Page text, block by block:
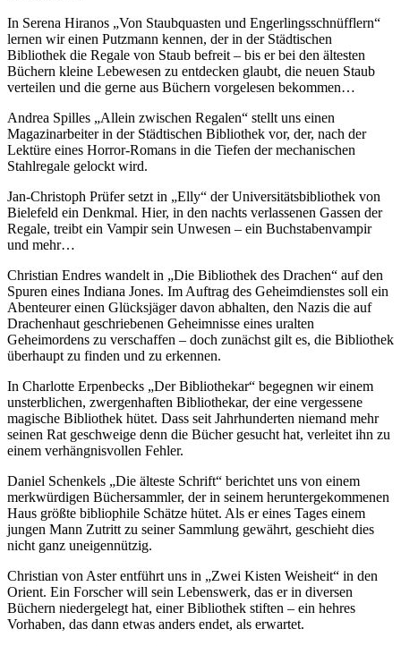
In Serena Hiranos „Von Staubquasten und Engerlingsschnüfflern“
lernen wir einen Putzmann kennen, der in der Städtischen
Bibliothek die Regale von Staub befreit – bis er bei den ältesten
Büchern kleine Lebewesen zu entdecken glaubt, die neuen Staub
verteilen und die gerne aus Büchern vorgelesen bekommen…
Andrea Spilles „Allein zwischen Regalen“ stellt uns einen
Magazinarbeiter in der Städtischen Bibliothek vor, der, nach der
Lektüre eines Horror-Romans in die Tiefen der mechanischen
Stahlregale gelockt wird.
Jan-Christoph Prüfer setzt in „Elly“ der Universitätsbibliothek von
Bielefeld ein Denkmal. Hier, in den nachts verlassenen Gassen der
Regale, treibt ein Vampir sein Unwesen – ein Buchstabenvampir
und mehr…
Christian Endres wandelt in „Die Bibliothek des Drachen“ auf den
Spuren eines Indiana Jones. Im Auftrag des Geheimdienstes soll ein
Abenteurer einen Glücksjäger davon abhalten, den Nazis die auf
Drachenhaut geschriebenen Geheimnisse eines uralten
Geheimordens zu verschaffen – doch zunächst gilt es, die Bibliothek
überhaupt zu finden und zu erkennen.
In Charlotte Erpenbecks „Der Bibliothekar“ begegnen wir einem
unsterblichen, zwergenhaften Bibliothekar, der eine vergessene
magische Bibliothek hütet. Dass seit Jahrhunderten niemand mehr
seinen Rat geschweige denn die Bücher gesucht hat, verleitet ihn zu
einem verhängnisvollen Fehler.
Daniel Schenkels „Die älteste Schrift“ berichtet uns von einem
merkwürdigen Büchersammler, der in seinem heruntergekommenen
Haus größte bibliophile Schätze hütet. Als er eines Tages einem
jungen Mann Zutritt zu seiner Sammlung gewährt, geschieht dies
nicht ganz uneigennützig.
Christian von Aster entführt uns in „Zwei Kisten Weisheit“ in den
Orient. Ein Forscher will sein Lebenswerk, das er in diversen
Büchern niedergelegt hat, einer Bibliothek stiften – ein hehres
Vorhaben, das dann etwas anders endet, als erwartet.